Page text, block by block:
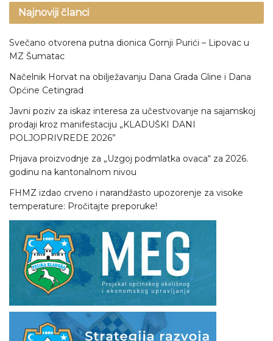
Najnoviji članci
Svečano otvorena putna dionica Gornji Purići – Lipovac u
MZ Šumatac
Načelnik Horvat na obilježavanju Dana Grada Gline i Dana
Općine Cetingrad
Javni poziv za iskaz interesa za učestvovanje na sajamskoj
prodaji kroz manifestaciju „KLADUŠKI DANI
POLJOPRIVREDE 2026”
Prijava proizvodnje za „Uzgoj podmlatka ovaca“ za 2026.
godinu na kantonalnom nivou
FHMZ izdao crveno i narandžasto upozorenje za visoke
temperature: Pročitajte preporuke!